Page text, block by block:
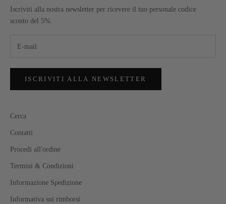
Iscriviti alla nostra newsletter per ricevere il tuo personale codice
sconto del 5%.
ISCRIVITI ALLA NEWSLETTER
Cerca
Contatti
Procedi all'ordine
Termini & Condizioni
Informazione Spedizione
Informativa sui rimborsi